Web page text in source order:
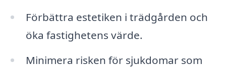
Förbättra estetiken i trädgården och
öka fastighetens värde.
Minimera risken för sjukdomar som